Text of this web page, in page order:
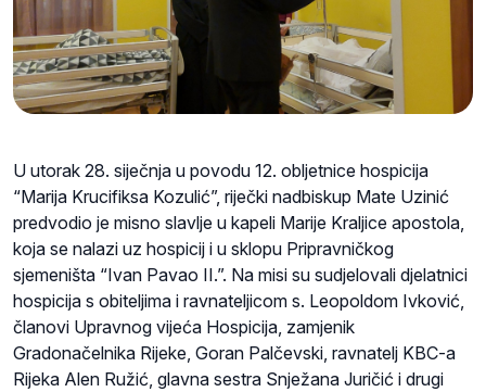
U utorak 28. siječnja u povodu 12. obljetnice hospicija
“Marija Krucifiksa Kozulić”, riječki nadbiskup Mate Uzinić
predvodio je misno slavlje u kapeli Marije Kraljice apostola,
koja se nalazi uz hospicij i u sklopu Pripravničkog
sjemeništa “Ivan Pavao II.”. Na misi su sudjelovali djelatnici
hospicija s obiteljima i ravnateljicom s. Leopoldom Ivković,
članovi Upravnog vijeća Hospicija, zamjenik
Gradonačelnika Rijeke, Goran Palčevski, ravnatelj KBC-a
Rijeka Alen Ružić, glavna sestra Snježana Juričić i drugi